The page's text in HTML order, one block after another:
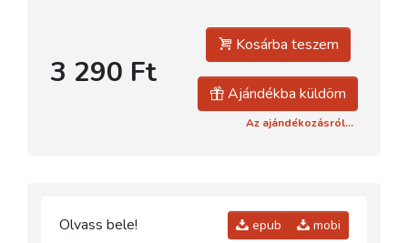
3 290 Ft
Kosárba teszem
Ajándékba küldöm
Az ajándékozásról...
Olvass bele! epub mobi